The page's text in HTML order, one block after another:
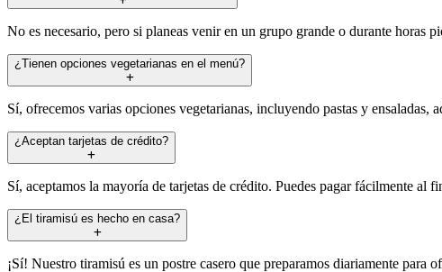
No es necesario, pero si planeas venir en un grupo grande o durante horas
¿Tienen opciones vegetarianas en el menú?
Sí, ofrecemos varias opciones vegetarianas, incluyendo pastas y ensaladas,
¿Aceptan tarjetas de crédito?
Sí, aceptamos la mayoría de tarjetas de crédito. Puedes pagar fácilmente al
¿El tiramisú es hecho en casa?
¡Sí! Nuestro tiramisú es un postre casero que preparamos diariamente para